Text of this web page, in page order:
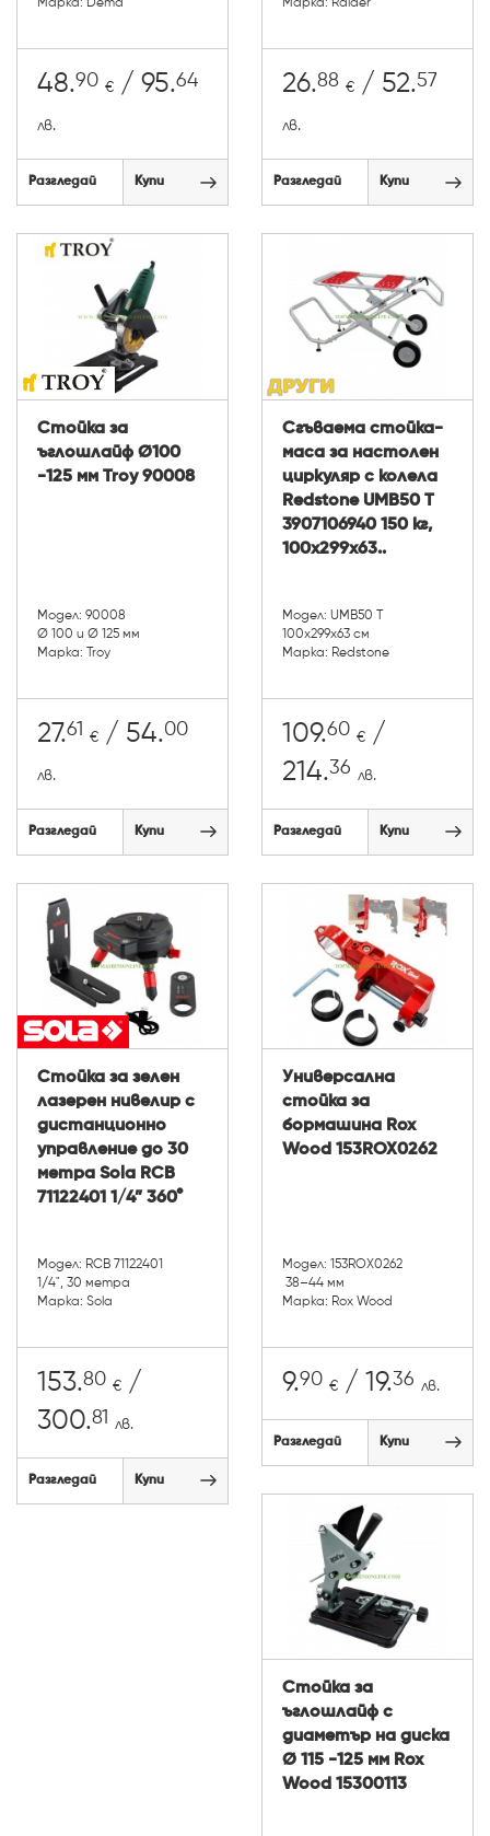
Марка: Dema
48.90 € / 95.64
лв.
Разгледай Купи
Марка: Raider
26.88 € / 52.57
лв.
Разгледай Купи
Стойка за
ъглошлайф Ø100
-125 мм Troy 90008
Модел: 90008
Ø 100 и Ø 125 мм
Марка: Troy
27.61 € / 54.00
лв.
Разгледай Купи
Сгъваема стойка-
маса за настолен
циркуляр с колела
Redstone UMB50 T
3907106940 150 кг,
100х299х63..
Модел: UMB50 T
100х299х63 см
Марка: Redstone
109.60 € /
214.36 лв.
Разгледай Купи
Стойка за зелен
лазерен нивелир с
дистанционно
управление до 30
метра Sola RCB
71122401 1/4” 360°
Модел: RCB 71122401
1/4", 30 метра
Марка: Sola
153.80 € /
300.81 лв.
Разгледай Купи
Универсална
стойка за
бормашина Rox
Wood 153ROX0262
Модел: 153ROX0262
38–44 мм
Марка: Rox Wood
9.90 € / 19.36 лв.
Разгледай Купи
Стойка за
ъглошлайф с
диаметър на диска
Ø 115 -125 мм Rox
Wood 15300113